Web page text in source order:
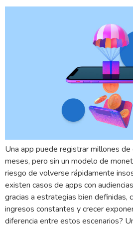
Una app puede registrar millones
meses, pero sin un modelo de
riesgo de volverse rápidamente
existen casos de apps con
gracias a estrategias bien definidas,
ingresos constantes y crecer
diferencia entre estos escenarios?